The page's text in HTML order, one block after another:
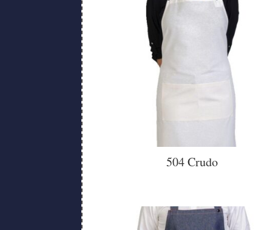
504 Crudo